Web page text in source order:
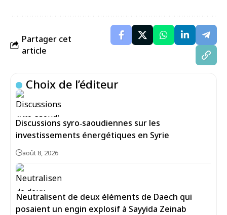
Partager cet
article
Choix de l’éditeur
Discussions syro‑saoudiennes sur les
investissements énergétiques en Syrie
août 8, 2026
Neutralisent de deux éléments de Daech qui
posaient un engin explosif à Sayyida Zeinab